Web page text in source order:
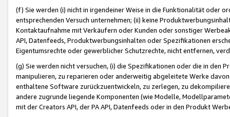
(f) Sie werden (i) nicht in irgendeiner Weise in die Funktionalität oder
entsprechenden Versuch unternehmen; (ii) keine
Kontaktaufnahme mit Verkäufern oder Kunden oder sonstiger
API, Datenfeeds, Produktwerbungsinhalten oder Spezifikationen
Eigentumsrechte oder gewerblicher Schutzrechte, nicht entfernen,
(g) Sie werden nicht versuchen, (i) die Spezifikationen oder die in
manipulieren, zu reparieren oder anderweitig abgeleitete Werke
enthaltene Software zurückzuentwickeln, zu zerlegen, zu
andere zugrunde liegende Komponenten (wie Modelle,
mit der Creators API, der PA API, Datenfeeds oder in den Produkt